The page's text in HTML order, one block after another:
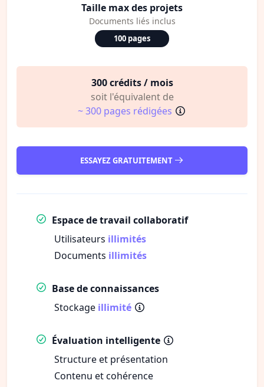
Taille max des projets
Documents liés inclus
100 pages
300 crédits / mois
soit l'équivalent de
~ 300 pages rédigées
ESSAYEZ GRATUITEMENT
Espace de travail collaboratif
Utilisateurs illimités
Documents illimités
Base de connaissances
Stockage illimité
Évaluation intelligente
Structure et présentation
Contenu et cohérence